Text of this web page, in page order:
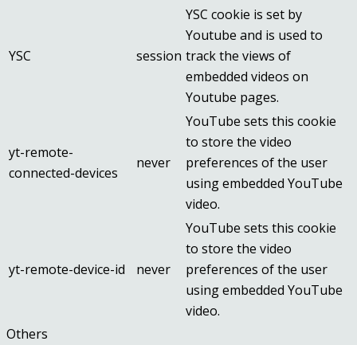
YSC session
YSC cookie is set by
Youtube and is used to
track the views of
embedded videos on
Youtube pages.
yt-remote-
connected-devices
never
YouTube sets this cookie
to store the video
preferences of the user
using embedded YouTube
video.
yt-remote-device-id never
YouTube sets this cookie
to store the video
preferences of the user
using embedded YouTube
video.
Others